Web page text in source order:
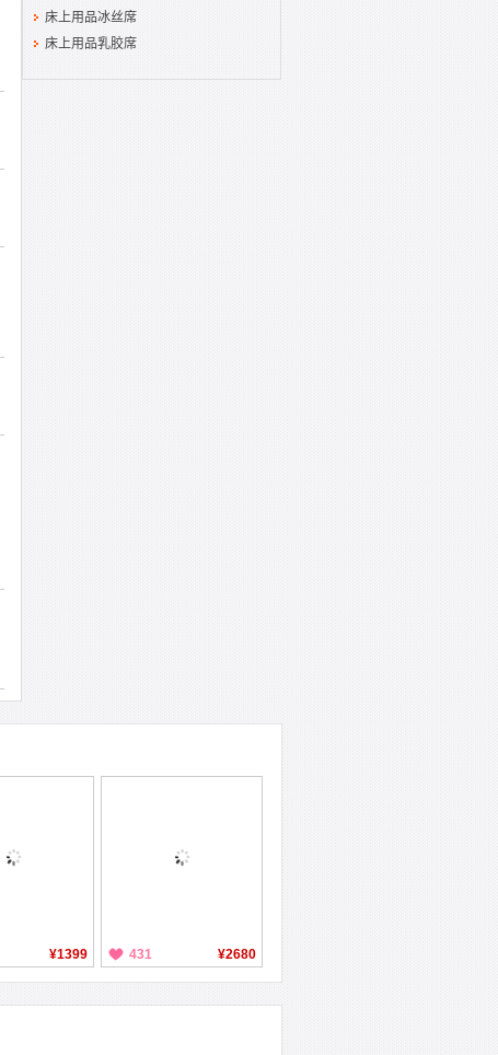
床上用品冰丝席
床上用品乳胶席
¥1399 431 ¥2680